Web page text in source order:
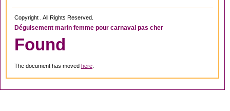
Copyright . All Rights Reserved.
Déguisement marin femme pour carnaval pas cher
Found
The document has moved here